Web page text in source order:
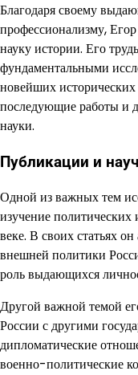
Благодаря своему
профессионализму,
науку истории. Его
фундаментальными
новейших
последующие работы и
науки.
Публикации и
Одной из важных тем
изучение
веке. В своих статьях
внешней политики
роль выдающихся
Другой важной темой
России с другими
дипломатические
военно-политические